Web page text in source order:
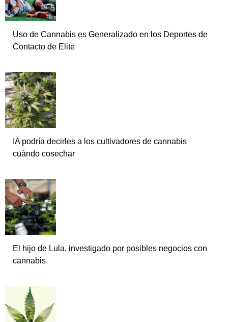
Uso de Cannabis es Generalizado en los Deportes de
Contacto de Elite
IA podría decirles a los cultivadores de cannabis
cuándo cosechar
El hijo de Lula, investigado por posibles negocios con
cannabis